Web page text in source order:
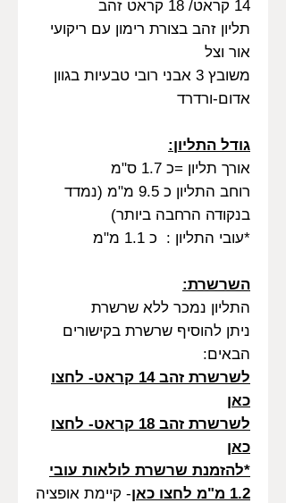
14 קראט/ 18 קראט זהב
תליון זהב בצורת רימון עם ריקועי
אור וצל
משובץ 3 אבני רובי טבעיות בגוון
אדום-ורדרד
גודל התליון:
אורך תליון =כ 1.7 ס"מ
רוחב התליון כ 9.5 מ"מ (נמדד
בנקודה הרחבה ביותר)
*עובי התליון : כ 1.1 מ"מ
השרשרת:
התליון נמכר ללא שרשרת
ניתן להוסיף שרשרת בקישורים
הבאים:
לשרשרת זהב 14 קראט- לחצו
כאן
לשרשרת זהב 18 קראט- לחצו
כאן
*להזמנת שרשרת לולאות עובי
1.2 מ"מ לחצו כאן
- קיימת אופציה